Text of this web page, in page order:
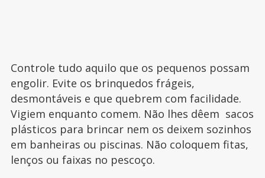
Controle tudo aquilo que os pequenos possam
engolir. Evite os brinquedos frágeis,
desmontáveis e que quebrem com facilidade.
Vigiem enquanto comem. Não lhes dêem sacos
plásticos para brincar nem os deixem sozinhos
em banheiras ou piscinas. Não coloquem fitas,
lenços ou faixas no pescoço.